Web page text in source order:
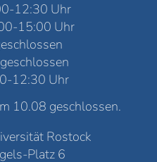
12:30 Uhr
15:00 Uhr
12:30 Uhr
10.08 geschlossen.
Rostock
Platz 6